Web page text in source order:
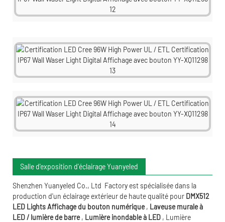
Salle d'exposition d'éclairage Yuanyeled
Shenzhen Yuanyeled Co., Ltd Factory est spécialisée dans la
production d'un éclairage extérieur de haute qualité pour DMX512
LED Lights Affichage du bouton numérique, Laveuse murale à
LED / lumière de barre, Lumière inondable à LED , Lumière